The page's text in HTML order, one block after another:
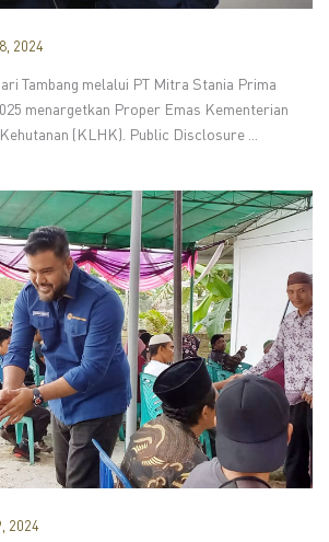
2024
Tambang melalui PT Mitra Stania Prima
menargetkan Proper Emas Kementerian
(KLHK). Public Disclosure ...
2024